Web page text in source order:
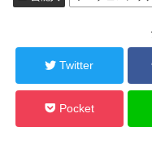
Twitter
Pocket